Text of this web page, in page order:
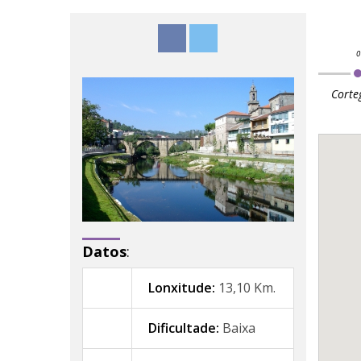
Datos:
Lonxitude: 13,10 Km.
Dificultade: Baixa